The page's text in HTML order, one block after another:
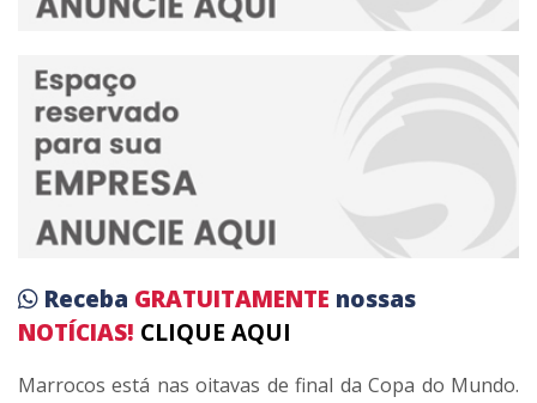
Receba GRATUITAMENTE nossas
NOTÍCIAS! CLIQUE AQUI
Marrocos está nas oitavas de final da Copa do Mundo.